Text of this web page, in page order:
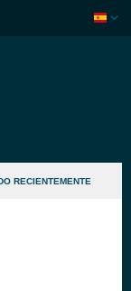
RECIENTEMENTE